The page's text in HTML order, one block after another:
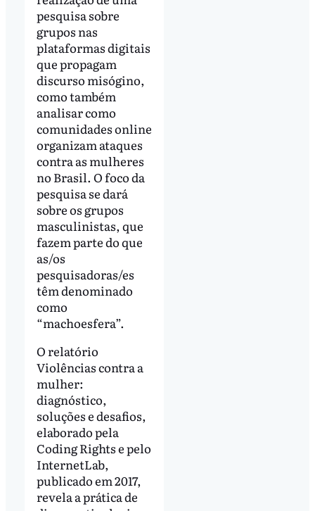
pesquisa sobre
grupos nas
plataformas digitais
que propagam
discurso misógino,
como também
analisar como
comunidades online
organizam ataques
contra as mulheres
no Brasil. O foco da
pesquisa se dará
sobre os grupos
masculinistas, que
fazem parte do que
as/os
pesquisadoras/es
têm denominado
como
“machoesfera”.
O relatório
Violências contra a
mulher:
diagnóstico,
soluções e desafios,
elaborado pela
Coding Rights e pelo
InternetLab,
publicado em 2017,
revela a prática de